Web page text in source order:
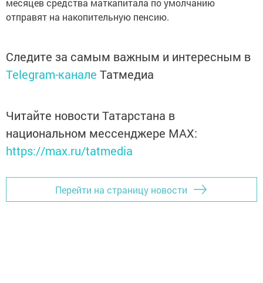
месяцев средства маткапитала по умолчанию
отправят на накопительную пенсию.
Следите за самым важным и интересным в
Telegram-канале Татмедиа
Читайте новости Татарстана в
национальном мессенджере MАХ:
https://max.ru/tatmedia
Перейти на страницу новости